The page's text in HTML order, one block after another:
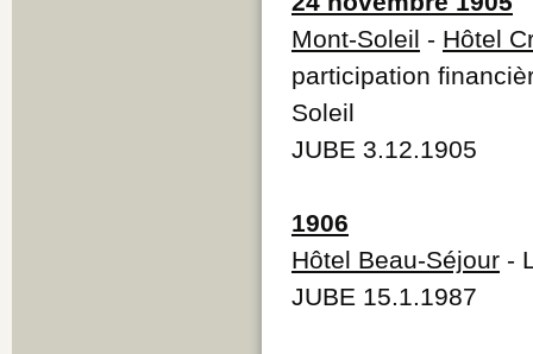
Mont-Soleil - Hôtel
participation
Soleil
JUBE 3.12.1905
1906
Hôtel Beau-Séjour -
JUBE 15.1.1987